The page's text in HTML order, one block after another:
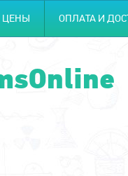
ЦЕНЫ ОПЛАТА И